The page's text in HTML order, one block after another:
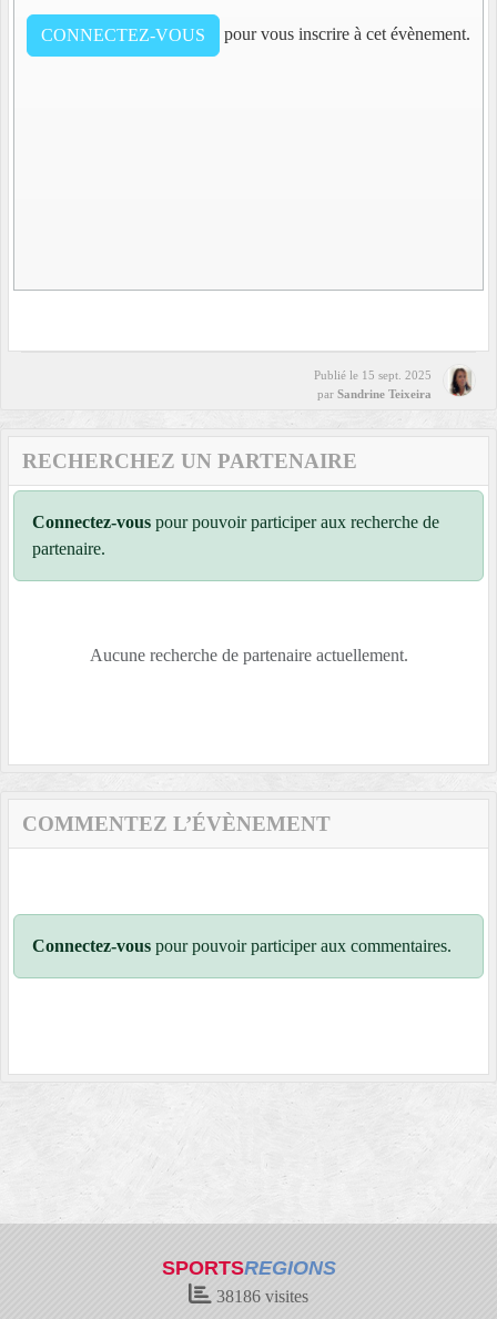
CONNECTEZ-VOUS pour vous inscrire à cet évènement.
Publié le 15 sept. 2025
par Sandrine Teixeira
RECHERCHEZ UN PARTENAIRE
Connectez-vous pour pouvoir participer aux recherche de
partenaire.
Aucune recherche de partenaire actuellement.
COMMENTEZ L’ÉVÈNEMENT
Connectez-vous pour pouvoir participer aux commentaires.
SPORTSREGIONS
38186 visites